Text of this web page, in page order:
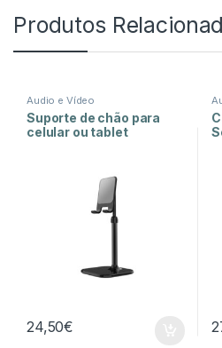
Produtos
Audio e Vídeo
Suporte de chão para
celular ou tablet
24,50€